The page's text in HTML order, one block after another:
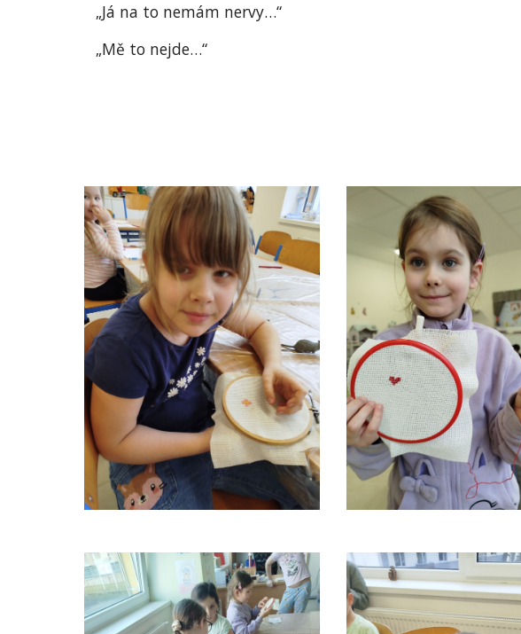
„Já na to nemám nervy…“
„Mě to nejde…“